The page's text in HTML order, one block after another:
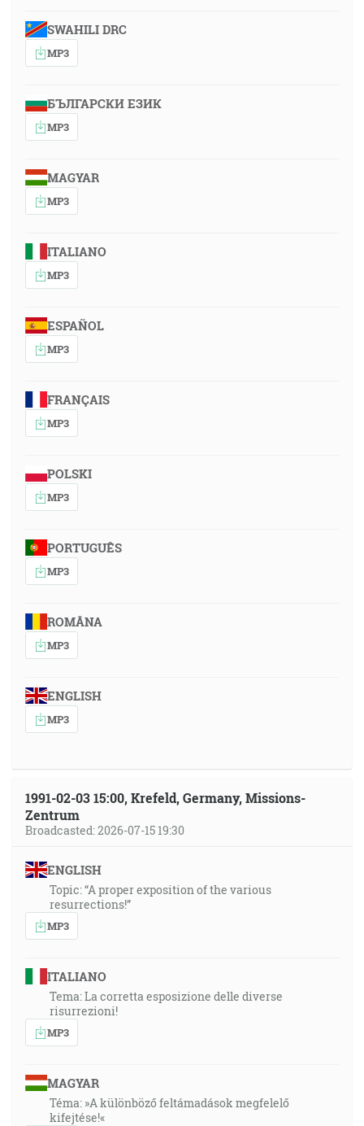
SWAHILI DRC
MP3
БЪЛГАРСКИ ЕЗИК
MP3
MAGYAR
MP3
ITALIANO
MP3
ESPAÑOL
MP3
FRANÇAIS
MP3
POLSKI
MP3
PORTUGUÊS
MP3
ROMÂNA
MP3
ENGLISH
MP3
1991-02-03 15:00, Krefeld, Germany, Missions-
Zentrum
Broadcasted: 2026-07-15 19:30
ENGLISH
Topic: “A proper exposition of the various
resurrections!”
MP3
ITALIANO
Tema: La corretta esposizione delle diverse
risurrezioni!
MP3
MAGYAR
Téma: »A különböző feltámadások megfelelő
kifejtése!«